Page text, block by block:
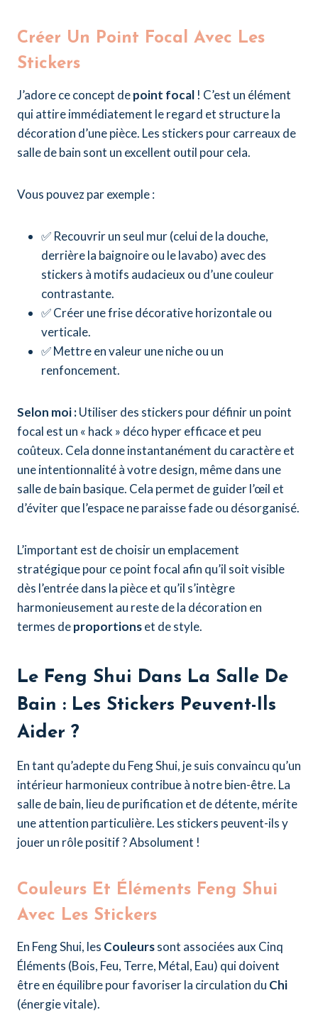
Créer Un Point Focal Avec Les
Stickers
J’adore ce concept depoint focal ! C’est un élément
qui attire immédiatement le regard et structure la
décoration d’une pièce. Les stickers pour carreaux de
salle de bain sont un excellent outil pour cela.
Vous pouvez par exemple :
✅ Recouvrir un seul mur (celui de la douche,
derrière la baignoire ou le lavabo) avec des
stickers à motifs audacieux ou d’une couleur
contrastante.
✅ Créer une frise décorative horizontale ou
verticale.
✅ Mettre en valeur une niche ou un
renfoncement.
Selon moi :Utiliser des stickers pour définir un point
focal est un « hack » déco hyper efficace et peu
coûteux. Cela donne instantanément du caractère et
une intentionnalité à votre design, même dans une
salle de bain basique. Cela permet de guider l’œil et
d’éviter que l’espace ne paraisse fade ou désorganisé.
L’important est de choisir un emplacement
stratégique pour ce point focal afin qu’il soit visible
dès l’entrée dans la pièce et qu’il s’intègre
harmonieusement au reste de la décoration en
termes deproportionset de style.
Le Feng Shui Dans La Salle De
Bain : Les Stickers Peuvent-Ils
Aider ?
En tant qu’adepte du Feng Shui, je suis convaincu qu’un
intérieur harmonieux contribue à notre bien-être. La
salle de bain, lieu de purification et de détente, mérite
une attention particulière. Les stickers peuvent-ils y
jouer un rôle positif ? Absolument !
Couleurs Et Éléments Feng Shui
Avec Les Stickers
En Feng Shui, les Couleurssont associées aux Cinq
Éléments (Bois, Feu, Terre, Métal, Eau) qui doivent
être en équilibre pour favoriser la circulation du Chi
(énergie vitale).